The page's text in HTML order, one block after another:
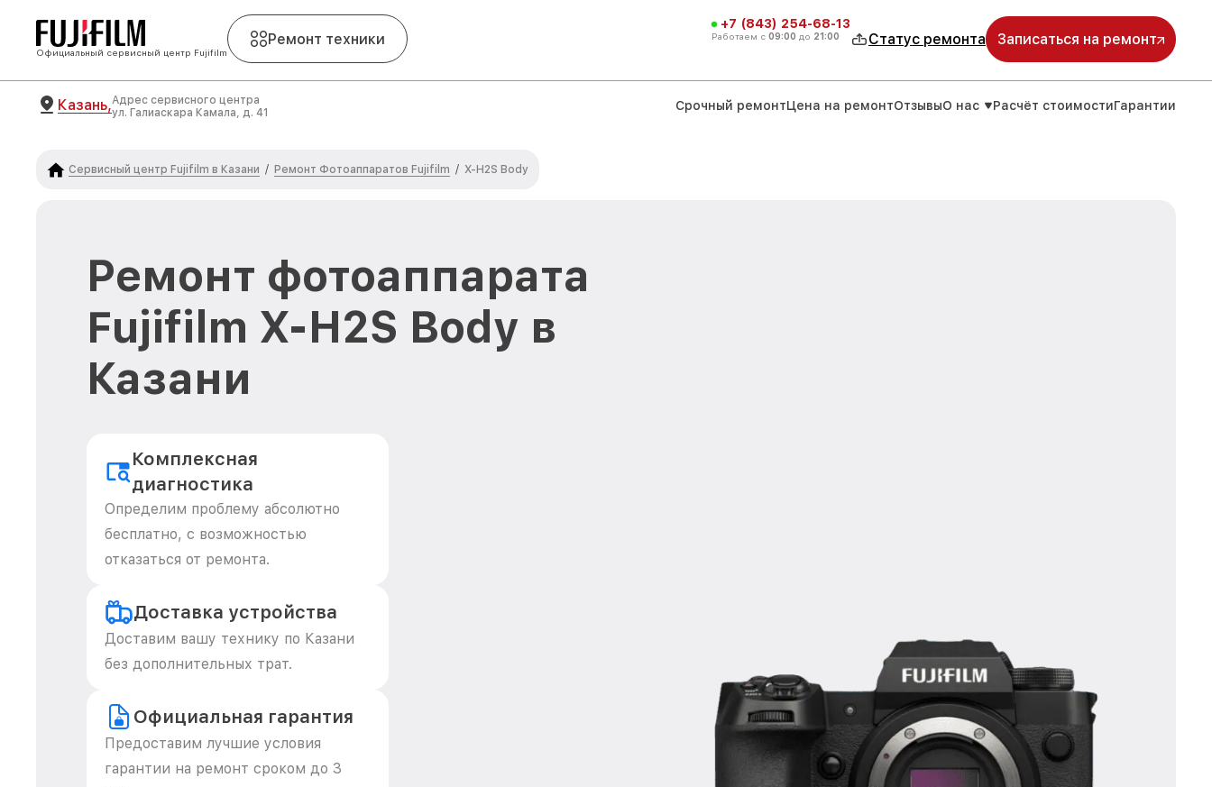
Официальный сервисный центр Fujifilm
Ремонт техники
+7 (843) 254-68-13
Работаем с 09:00 до 21:00 Статус ремонта Записаться на ремонт
Казань,Адрес сервисного центра
ул. Галиаскара Камала, д. 41
Срочный ремонтЦена на ремонтОтзывыО нас Расчёт стоимостиГарантии
Сервисный центр Fujifilm в Казани / Ремонт Фотоаппаратов Fujifilm / X-H2S Body
Ремонт фотоаппарата
Fujifilm X-H2S Body в
Казани
Комплексная
диагностика
Определим проблему абсолютно
бесплатно, с возможностью
отказаться от ремонта.
Доставка устройства
Доставим вашу технику по Казани
без дополнительных трат.
Официальная гарантия
Предоставим лучшие условия
гарантии на ремонт сроком до 3